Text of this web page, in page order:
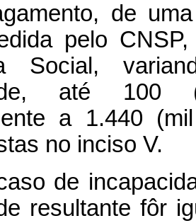
de
pelo
Social,
até 100
a 1.440
no inciso V.
de
resultante fôr